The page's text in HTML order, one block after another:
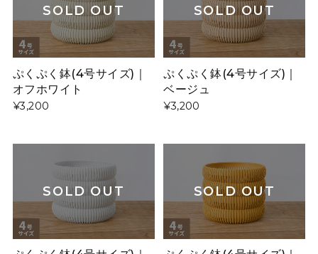
SOLD OUT
ぷくぷく鉢(4号サイズ)｜
オフホワイト
¥3,200
SOLD OUT
ぷくぷく鉢(4号サイズ)｜
ベージュ
¥3,200
SOLD OUT SOLD OUT